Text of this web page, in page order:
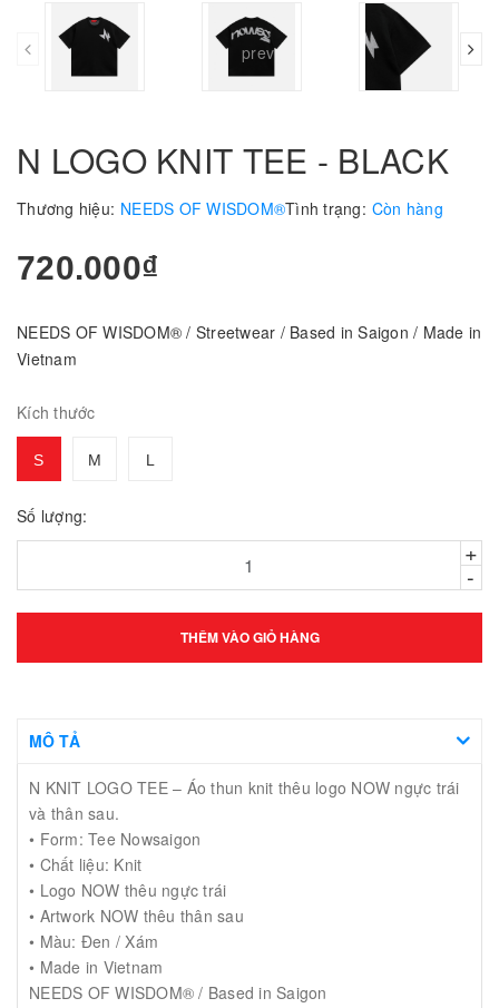
prev
N LOGO KNIT TEE - BLACK
Thương hiệu: NEEDS OF WISDOM®Tình trạng: Còn hàng
720.000₫
NEEDS OF WISDOM® / Streetwear / Based in Saigon / Made in
Vietnam
Kích thước
S M L
Số lượng:
+
-
THÊM VÀO GIỎ HÀNG
MÔ TẢ
N KNIT LOGO TEE – Áo thun knit thêu logo NOW ngực trái
và thân sau.
• Form: Tee Nowsaigon
• Chất liệu: Knit
• Logo NOW thêu ngực trái
• Artwork NOW thêu thân sau
• Màu: Đen / Xám
• Made in Vietnam
NEEDS OF WISDOM® / Based in Saigon